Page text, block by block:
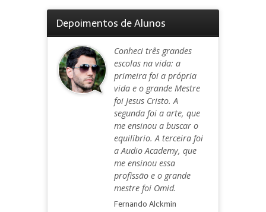
Depoimentos de Alunos
Conheci três grandes
escolas na vida: a
primeira foi a própria
vida e o grande Mestre
foi Jesus Cristo. A
segunda foi a arte, que
me ensinou a buscar o
equilíbrio. A terceira foi
a Audio Academy, que
me ensinou essa
profissão e o grande
mestre foi Omid.
Fernando Alckmin